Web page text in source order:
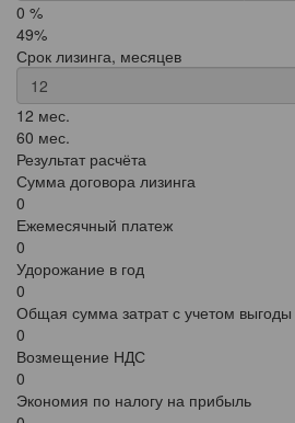
0 %
49%
Срок лизинга, месяцев
12 мес.
60 мес.
Результат расчёта
Сумма договора лизинга
0
Ежемесячный платеж
0
Удорожание в год
0
Общая сумма затрат с учетом
0
Возмещение НДС
0
Экономия по налогу на прибыль